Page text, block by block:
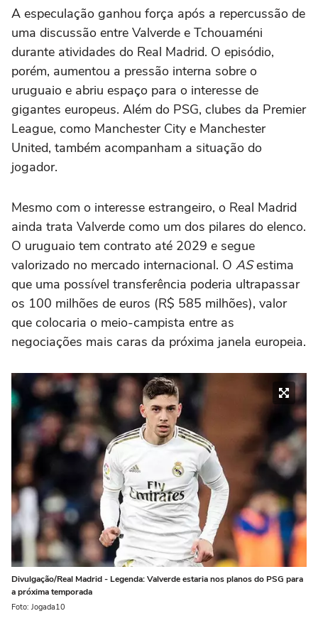
A especulação ganhou força após a repercussão de
uma discussão entre Valverde e Tchouaméni
durante atividades do Real Madrid. O episódio,
porém, aumentou a pressão interna sobre o
uruguaio e abriu espaço para o interesse de
gigantes europeus. Além do PSG, clubes da Premier
League, como Manchester City e Manchester
United, também acompanham a situação do
jogador.
Mesmo com o interesse estrangeiro, o Real Madrid
ainda trata Valverde como um dos pilares do elenco.
O uruguaio tem contrato até 2029 e segue
valorizado no mercado internacional. O ASestima
que uma possível transferência poderia ultrapassar
os 100 milhões de euros (R$ 585 milhões), valor
que colocaria o meio-campista entre as
negociações mais caras da próxima janela europeia.
Divulgação/Real Madrid - Legenda: Valverde estaria nos planos do PSG para
a próxima temporada
Foto: Jogada10